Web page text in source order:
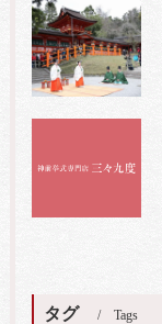
タグ Tags